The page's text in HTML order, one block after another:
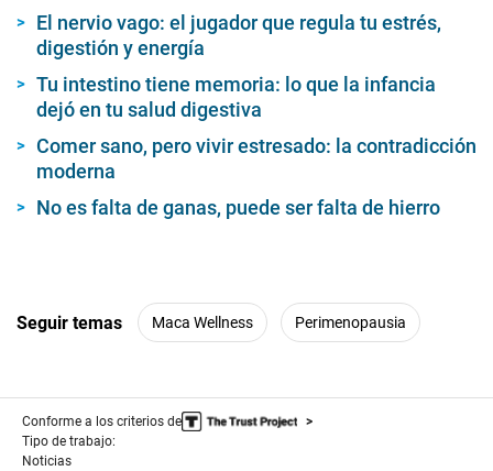
El nervio vago: el jugador que regula tu estrés,
digestión y energía
Tu intestino tiene memoria: lo que la infancia
dejó en tu salud digestiva
Comer sano, pero vivir estresado: la contradicción
moderna
No es falta de ganas, puede ser falta de hierro
Seguir temas Maca Wellness Perimenopausia
Conforme a los criterios de
Tipo de trabajo:
Noticias